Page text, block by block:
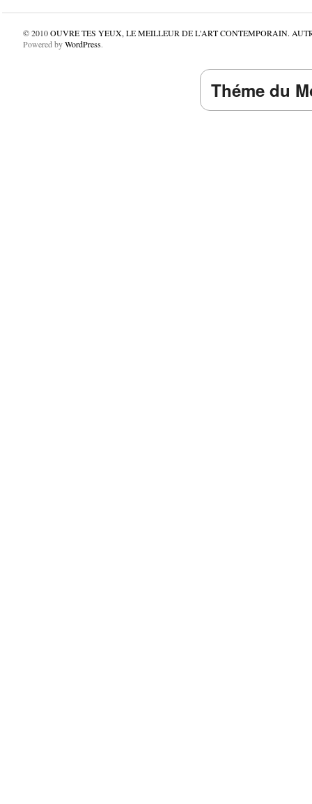
© 2010OUVRE TES YEUX, LE MEILLEUR DE L'ART CONTEMPORAIN.
Powered byWordPress.
Théme du